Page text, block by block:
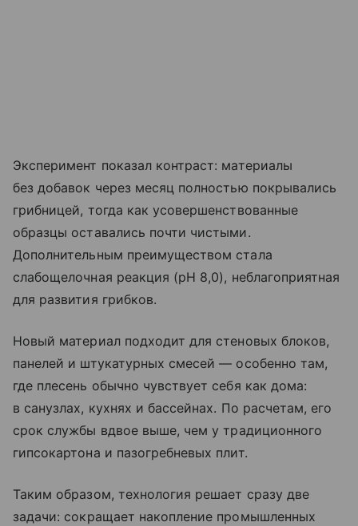
Эксперимент показал контраст: материалы
без добавок через месяц полностью покрывались
грибницей, тогда как усовершенствованные
образцы оставались почти чистыми.
Дополнительным преимуществом стала
слабощелочная реакция (pH 8,0), неблагоприятная
для развития грибков.
Новый материал подходит для стеновых блоков,
панелей и штукатурных смесей — особенно там,
где плесень обычно чувствует себя как дома:
в санузлах, кухнях и бассейнах. По расчетам, его
срок службы вдвое выше, чем у традиционного
гипсокартона и пазогребневых плит.
Таким образом, технология решает сразу две
задачи: сокращает накопление промышленных